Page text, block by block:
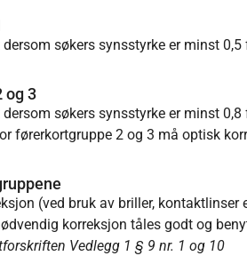
søkers synsstyrke er minst
og 3
søkers synsstyrke er minst
førerkortgruppe 2 og 3 må optisk
(ved bruk av briller,
korreksjon tåles godt og
Vedlegg 1 § 9 nr. 1 og 10